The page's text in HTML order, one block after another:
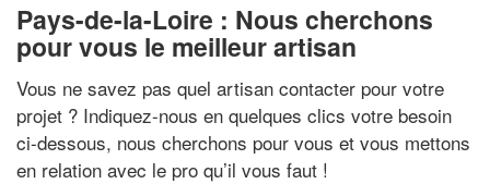
Pays-de-la-Loire : Nous cherchons
pour vous le meilleur artisan
Vous ne savez pas quel artisan contacter pour votre
projet ? Indiquez-nous en quelques clics votre besoin
ci-dessous, nous cherchons pour vous et vous mettons
en relation avec le pro qu’il vous faut !